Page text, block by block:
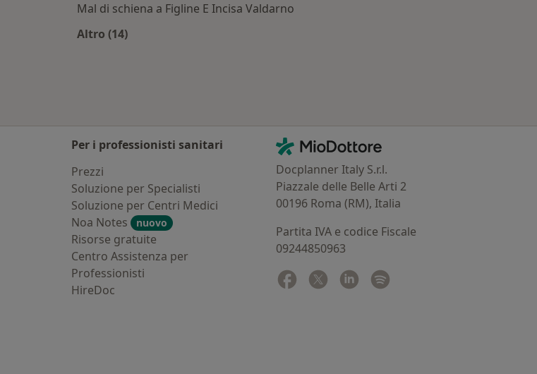
Mal di schiena a Figline E Incisa Valdarno
Altro (14)
Per i professionisti sanitari
Prezzi
Soluzione per Specialisti
Soluzione per Centri Medici
Noa Notes
nuovo
Risorse gratuite
Centro Assistenza per
Professionisti
HireDoc
Contatti
MioDottore - Homepage
Docplanner Italy S.r.l.
Piazzale delle Belle Arti 2
00196 Roma (RM), Italia
Partita IVA e codice Fiscale
09244850963
Facebook
si apre in una nuova scheda
Twitter
si apre in una nuova scheda
Linkedin
si apre in una nuova scheda